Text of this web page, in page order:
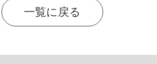
一覧に戻る